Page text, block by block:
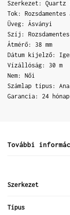
Szerkezet: Quartz
Tok: Rozsdamentes
Üveg: Ásványi
Szíj:
Átmérő: 38 mm
Dátum kijelző:
Vízállóság: 30 m
Nem: Női
Számlap típus:
Garancia: 24 hónap
További
Szerkezet
Típus